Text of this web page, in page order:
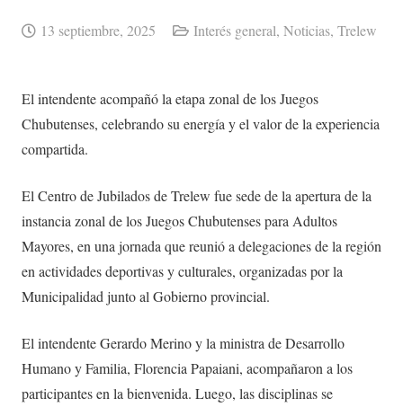
13 septiembre, 2025 Interés general, Noticias, Trelew
El intendente acompañó la etapa zonal de los Juegos
Chubutenses, celebrando su energía y el valor de la experiencia
compartida.
El Centro de Jubilados de Trelew fue sede de la apertura de la
instancia zonal de los Juegos Chubutenses para Adultos
Mayores, en una jornada que reunió a delegaciones de la región
en actividades deportivas y culturales, organizadas por la
Municipalidad junto al Gobierno provincial.
El intendente Gerardo Merino y la ministra de Desarrollo
Humano y Familia, Florencia Papaiani, acompañaron a los
participantes en la bienvenida. Luego, las disciplinas se